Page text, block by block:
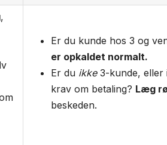
,
Er du kunde hos 3 og
er opkaldet normalt.
Er du ikke3-kunde, eller
krav om betaling? Læg
beskeden.